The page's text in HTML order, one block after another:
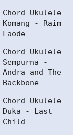
Chord Ukulele
Komang - Raim
Laode
Chord Ukulele
Sempurna -
Andra and The
Backbone
Chord Ukulele
Duka - Last
Child